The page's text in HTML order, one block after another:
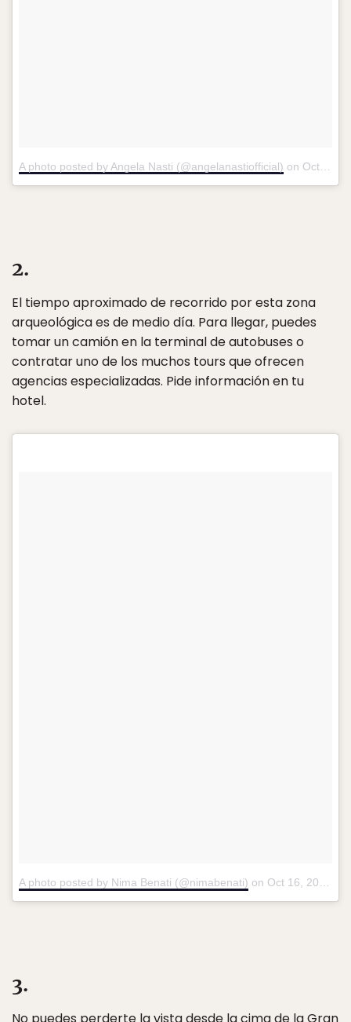
A photo posted by Angela Nasti (@angelanastiofficial) on Oct 13, 2016 at 1:53pm PDT
2.
El tiempo aproximado de recorrido por esta zona
arqueológica es de medio día. Para llegar, puedes
tomar un camión en la terminal de autobuses o
contratar uno de los muchos tours que ofrecen
agencias especializadas. Pide información en tu
hotel.
A photo posted by Nima Benati (@nimabenati) on Oct 16, 2016 at 11:25am PDT
3.